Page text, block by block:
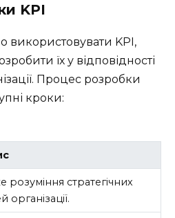
KPI
використовувати KPI,
їх у відповідності
Процес розробки
кроки:
розуміння стратегічних
організації.